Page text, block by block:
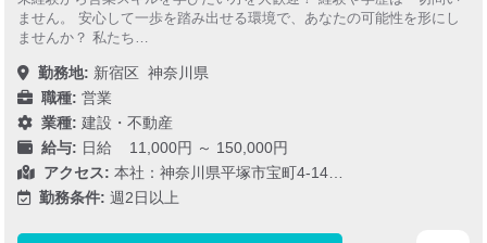
ません。 安心して一歩を踏み出せる環境で、あなたの可能性を形にし
ませんか？ 私たち…
勤務地: 新宿区 神奈川県
職種: 営業
業種: 建設・不動産
給与: 日給 11,000円 ～ 150,000円
アクセス: 本社：神奈川県平塚市宝町4-14…
勤務条件: 週2日以上